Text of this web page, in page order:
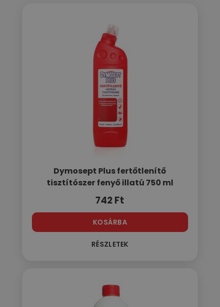
Dymosept Plus fertőtlenítő
tisztítószer fenyő illatú 750 ml
742Ft
KOSÁRBA
RÉSZLETEK